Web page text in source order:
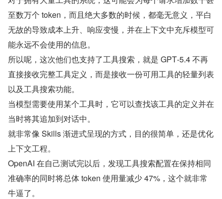
至数万个 token，而且绝大多数的时候，都毫无意义，平白
无故的导致成本上升、响应变慢，并在上下文中充斥模型可
能永远不会使用的信息。
所以呢，这次他们也支持了工具搜索，就是 GPT‑5.4 不再
直接接收完整工具定义，而是接收一份可用工具的轻量列表
以及工具搜索功能。
当模型需要使用某个工具时，它可以查找该工具的定义并在
当时将其追加到对话中。
就非常像 Skills 渐进式呈现的方式，目的很简单，还是优化
上下文工程。
OpenAI 在自己测试完以后，发现工具搜索配置在保持相同
准确率的同时将总体 token 使用量减少 47%，这个就非常
牛逼了。